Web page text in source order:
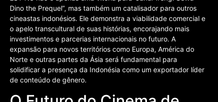
Dino the Prequel”, mas também um catalisador para outros
cineastas indonésios. Ele demonstra a viabilidade comercial e
o apelo transcultural de suas histórias, encorajando mais
investimentos e parcerias internacionais no futuro. A
expansão para novos territórios como Europa, América do
Norte e outras partes da Ásia será fundamental para
solidificar a presença da Indonésia como um exportador líder
de conteúdo de gênero.